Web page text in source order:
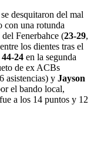
desquitaron del mal
con una rotunda
Fenerbahce (23-29,
los dientes tras el
44-24 en la segunda
de ex ACBs
asistencias) y Jayson
el bando local,
a los 14 puntos y 12